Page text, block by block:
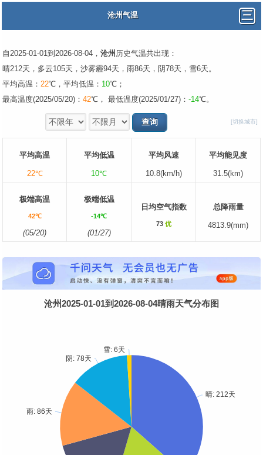
沧州气温
自2025-01-01到2026-08-04， 沧州 历史气温共出现：
晴212天，多云105天，沙雾霾94天，雨86天，阴78天，雪6天。
平均高温： 22℃，平均低温： 10℃；
最高温度(2025/05/20)： 42℃， 最低温度(2025/01/27)： -14℃。
[切换城市]
平均高温
22℃
平均低温
10℃
平均风速
10.8(km/h)
平均能见度
31.5(km)
极端高温
42℃
(05/20)
极端低温
-14℃
(01/27)
日均空气指数
73 优
总降雨量
4813.9(mm)
沧州2025-01-01到2026-08-04晴雨天气分布图